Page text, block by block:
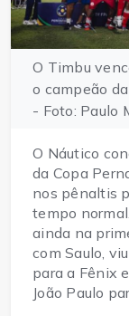
O Timbu
o campeão
- Foto: Paulo
O Náutico
da Copa
nos pênaltis
tempo
ainda na
com Saulo,
para a Fênix
João Paulo